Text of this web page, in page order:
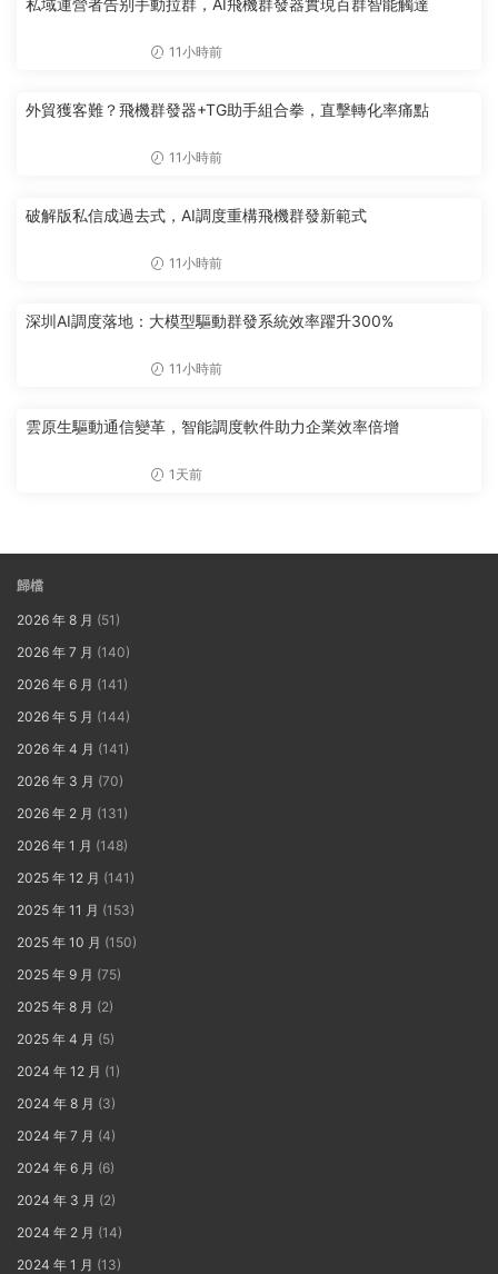
私域運營者告别手動拉群，AI飛機群發器實現百群智能觸達
11小時前
外貿獲客難？飛機群發器+TG助手組合拳，直擊轉化率痛點
11小時前
破解版私信成過去式，AI調度重構飛機群發新範式
11小時前
深圳AI調度落地：大模型驅動群發系統效率躍升300%
11小時前
雲原生驅動通信變革，智能調度軟件助力企業效率倍增
1天前
歸檔
2026 年 8 月 (51)
2026 年 7 月 (140)
2026 年 6 月 (141)
2026 年 5 月 (144)
2026 年 4 月 (141)
2026 年 3 月 (70)
2026 年 2 月 (131)
2026 年 1 月 (148)
2025 年 12 月 (141)
2025 年 11 月 (153)
2025 年 10 月 (150)
2025 年 9 月 (75)
2025 年 8 月 (2)
2025 年 4 月 (5)
2024 年 12 月 (1)
2024 年 8 月 (3)
2024 年 7 月 (4)
2024 年 6 月 (6)
2024 年 3 月 (2)
2024 年 2 月 (14)
2024 年 1 月 (13)